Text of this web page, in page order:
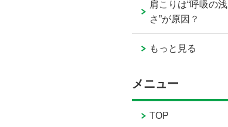
肩こりは“呼吸の浅
さ”が原因？
もっと見る
メニュー
TOP